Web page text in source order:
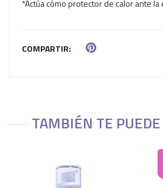
*Actúa cómo protector de calor ante la
COMPARTIR:
TAMBIÉN TE